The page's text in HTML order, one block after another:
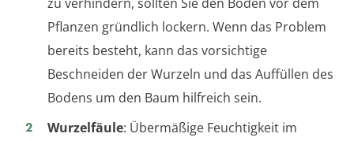
Pflanzen gründlich lockern. Wenn das Problem
bereits besteht, kann das vorsichtige
Beschneiden der Wurzeln und das Auffüllen des
Bodens um den Baum hilfreich sein.
Wurzelfäule: Übermäßige Feuchtigkeit im